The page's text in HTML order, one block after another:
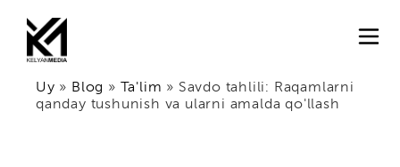
Uy » Blog » Ta'lim » Savdo tahlili: Raqamlarni
qanday tushunish va ularni amalda qo'llash